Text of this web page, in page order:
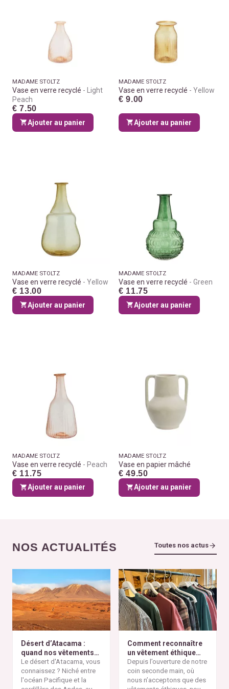
MADAME STOLTZ
Vase en verre recyclé
Light
Peach
€ 7.50
Ajouter au panier
MADAME STOLTZ
Vase en verre recyclé Yellow
€ 9.00
Ajouter au panier
MADAME STOLTZ
Vase en verre recyclé Yellow
€ 13.00
Ajouter au panier
MADAME STOLTZ
Vase en verre recyclé Green
€ 11.75
Ajouter au panier
MADAME STOLTZ
Vase en verre recyclé Peach
€ 11.75
Ajouter au panier
MADAME STOLTZ
Vase en papier mâché
€ 49.50
Ajouter au panier
NOS ACTUALITÉS Toutes nos actus
Désert d’Atacama :
quand nos vêtements
finissent à l’autre bout
du monde
Le désert d'Atacama, vous
connaissez ? Niché entre
l'océan Pacifique et la
Comment reconnaître
un vêtement éthique
selon nos critères ?
Depuis l’ouverture de notre
coin seconde main, où
nous n’acceptons que des